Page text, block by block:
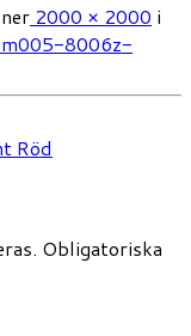
2000 × 2000 i
8006z-
Obligatoriska